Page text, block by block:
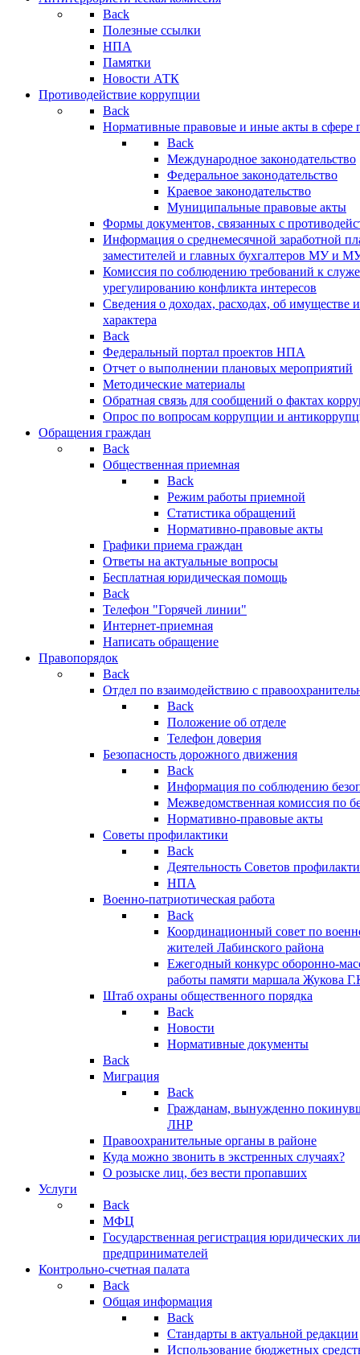
Back
Полезные ссылки
НПА
Памятки
Новости АТК
Противодействие коррупции
Back
Нормативные правовые и иные акты в сфере
Back
Международное законодательство
Федеральное законодательство
Краевое законодательство
Муниципальные правовые акты
Формы документов, связанных с
Информация о среднемесячной заработной
заместителей и главных бухгалтеров МУ и
Комиссия по соблюдению требований к
урегулированию конфликта интересов
Сведения о доходах, расходах, об имуществе
характера
Back
Федеральный портал проектов НПА
Отчет о выполнении плановых мероприятий
Методические материалы
Обратная связь для сообщений о фактах
Опрос по вопросам коррупции и
Обращения граждан
Back
Общественная приемная
Back
Режим работы приемной
Статистика обращений
Нормативно-правовые акты
Графики приема граждан
Ответы на актуальные вопросы
Бесплатная юридическая помощь
Back
Телефон "Горячей линии"
Интернет-приемная
Написать обращение
Правопорядок
Back
Отдел по взаимодействию с
Back
Положение об отделе
Телефон доверия
Безопасность дорожного движения
Back
Информация по соблюдению
Межведомственная комиссия по
Нормативно-правовые акты
Советы профилактики
Back
Деятельность Советов
НПА
Военно-патриотическая работа
Back
Координационный совет по
жителей Лабинского района
Ежегодный конкурс оборонно-
работы памяти маршала Жукова
Штаб охраны общественного порядка
Back
Новости
Нормативные документы
Back
Миграция
Back
Гражданам, вынужденно
ЛНР
Правоохранительные органы в районе
Куда можно звонить в экстренных случаях?
О розыске лиц, без вести пропавших
Услуги
Back
МФЦ
Государственная регистрация юридических
предпринимателей
Контрольно-счетная палата
Back
Общая информация
Back
Стандарты в актуальной редакции
Использование бюджетных